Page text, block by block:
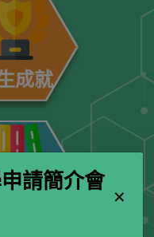
成就
請簡介會
×